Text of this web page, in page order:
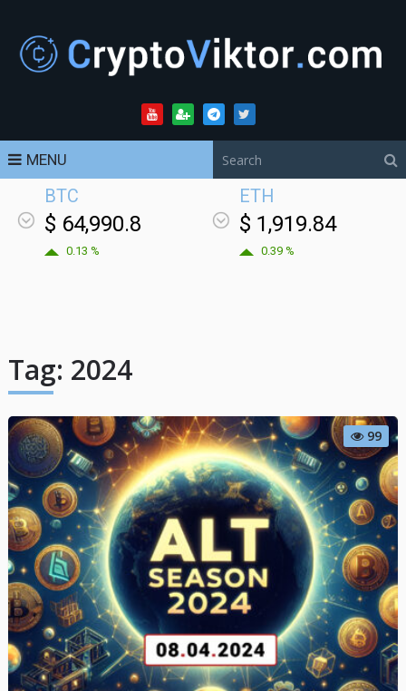
MENU
BTC
$ 64,990.8
0.13 %
ETH
$ 1,919.84
0.39 %
Tag: 2024
99